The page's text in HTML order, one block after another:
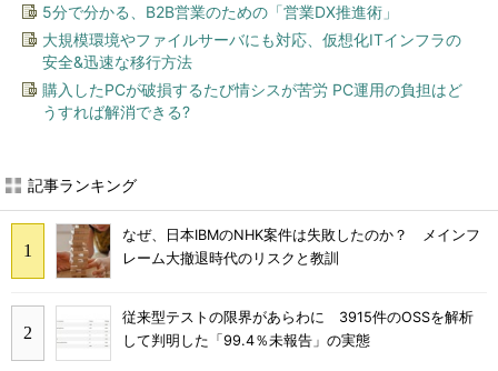
5分で分かる、B2B営業のための「営業DX推進術」
大規模環境やファイルサーバにも対応、仮想化ITインフラの
安全&迅速な移行方法
購入したPCが破損するたび情シスが苦労 PC運用の負担はど
うすれば解消できる?
記事ランキング
なぜ、日本IBMのNHK案件は失敗したのか？ メインフ
レーム大撤退時代のリスクと教訓
従来型テストの限界があらわに 3915件のOSSを解析
して判明した「99.4％未報告」の実態